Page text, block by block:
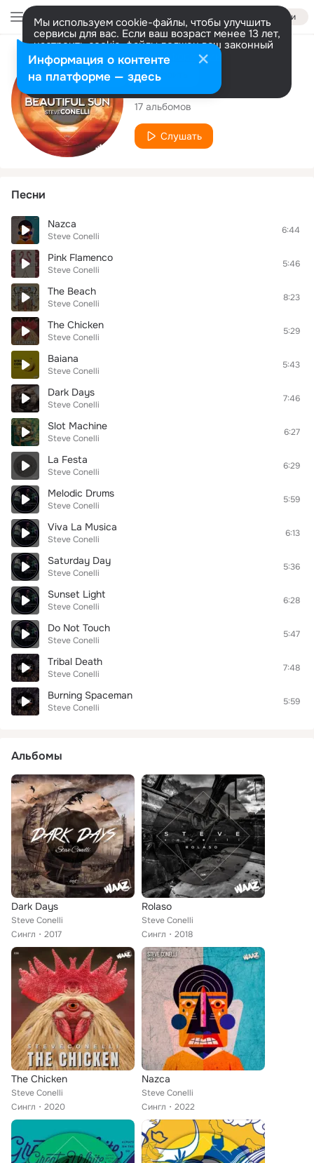
Войти
Мы используем cookie-файлы, чтобы улучшить
сервисы для вас. Если ваш возраст менее 13 лет,
настроить cookie-файлы должен ваш законный
представитель. Больше информации
Разрешить все Настроить
Исполнитель
Steve Conelli
17 альбомов
Слушать
Песни
Nazca
Steve Conelli
6:44
Pink Flamenco
Steve Conelli
5:46
The Beach
Steve Conelli
8:23
The Chicken
Steve Conelli
5:29
Baiana
Steve Conelli
5:43
Dark Days
Steve Conelli
7:46
Slot Machine
Steve Conelli
6:27
La Festa
Steve Conelli
6:29
Melodic Drums
Steve Conelli
5:59
Viva La Musica
Steve Conelli
6:13
Saturday Day
Steve Conelli
5:36
Sunset Light
Steve Conelli
6:28
Do Not Touch
Steve Conelli
5:47
Tribal Death
Steve Conelli
7:48
Burning Spaceman
Steve Conelli
5:59
Альбомы
Dark Days
Steve Conelli
Сингл
2017
Rolaso
Steve Conelli
Сингл
2018
The Chicken
Steve Conelli
Сингл
2020
Nazca
Steve Conelli
Сингл
2022
Информация о контенте
на платформе — здесь